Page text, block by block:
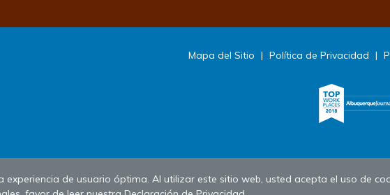
de usuario óptima. Al utilizar este sitio web, usted acepta el uso de
Mapa del Sitio | Política de Privacidad |